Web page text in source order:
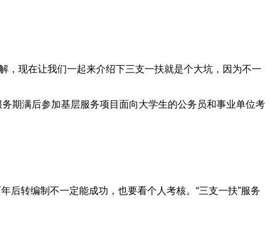
，现在让我们一起来介绍下三支一扶就是个大坑，因为不一
期满后参加基层服务项目面向大学生的公务员和事业单位考
后转编制不一定能成功，也要看个人考核。“三支一扶”服务